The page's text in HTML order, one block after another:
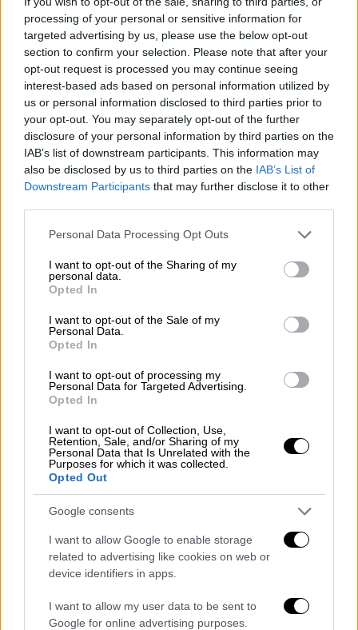
processing of your personal or sensitive information for
targeted advertising by us, please use the below opt-out
section to confirm your selection. Please note that after your
opt-out request is processed you may continue seeing
interest-based ads based on personal information utilized by
us or personal information disclosed to third parties prior to
your opt-out. You may separately opt-out of the further
disclosure of your personal information by third parties on the
IAB’s list of downstream participants. This information may
also be disclosed by us to third parties on the IAB’s List of
Downstream Participants that may further disclose it to other
Please note that this website/app uses one or more Google
not limited to your visit or usage behaviour. You may click to
grant or deny consent to Google and its third-party tags to
use your data for below specified purposes in below Google
consent section.
Personal Data Processing Opt Outs
I want to opt-out of the Sharing of my
personal data.
Opted In
I want to opt-out of the Sale of my
Personal Data.
Opted In
I want to opt-out of processing my
Personal Data for Targeted Advertising.
Opted In
I want to opt-out of Collection, Use,
Retention, Sale, and/or Sharing of my
Personal Data that Is Unrelated with the
Purposes for which it was collected.
Opted Out
Google consents
I want to allow Google to enable storage
related to advertising like cookies on web or
device identifiers in apps.
I want to allow my user data to be sent to
Google for online advertising purposes.
Travel|21.06.2026 22:06
Επανάσταση στην αεροπορία: Αυτό είναι
το υπερσύγχρονο αεροσκάφος που θα
κάνει το Λονδίνο-Σίδνεϊ σε μόλις 22
Όλες η λεπτομέρειες για την επόμενη ημέρα
των αεροπορικών ταξιδιών
Ελικόπτερα, ταχύπλοα και μη